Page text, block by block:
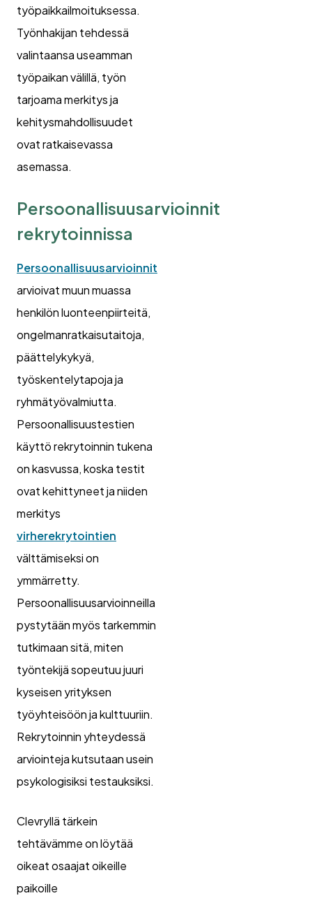
työpaikkailmoituksessa.
Työnhakijan tehdessä
valintaansa useamman
työpaikan välillä, työn
tarjoama merkitys ja
kehitysmahdollisuudet
ovat ratkaisevassa
asemassa.
Persoonallisuusarvioinnit
rekrytoinnissa
Persoonallisuusarvioinnit
arvioivat muun muassa
henkilön luonteenpiirteitä,
ongelmanratkaisutaitoja,
päättelykykyä,
työskentelytapoja ja
ryhmätyövalmiutta.
Persoonallisuustestien
käyttö rekrytoinnin tukena
on kasvussa, koska testit
ovat kehittyneet ja niiden
merkitys
virherekrytointien
välttämiseksi on
ymmärretty.
Persoonallisuusarvioinneilla
pystytään myös tarkemmin
tutkimaan sitä, miten
työntekijä sopeutuu juuri
kyseisen yrityksen
työyhteisöön ja kulttuuriin.
Rekrytoinnin yhteydessä
arviointeja kutsutaan usein
psykologisiksi testauksiksi.
Clevryllä tärkein
tehtävämme on löytää
oikeat osaajat oikeille
paikoille